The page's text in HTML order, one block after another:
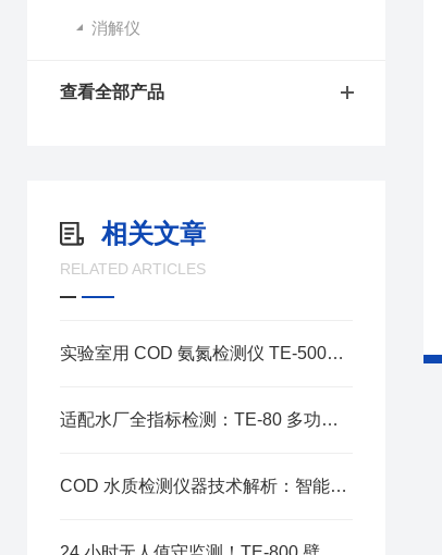
消解仪
查看全部产品
相关文章
RELATED ARTICLES
实验室用 COD 氨氮检测仪 TE-5000Plus：智能化的实验室检测设计
适配水厂全指标检测：TE-80 多功能自来水厂水质检测仪技术解析
COD 水质检测仪器技术解析：智能化升级赋能精准监测